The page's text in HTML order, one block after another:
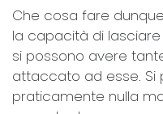
Che cosa fare
la capacità di
si possono avere
attaccato ad esse. Si
praticamente nulla